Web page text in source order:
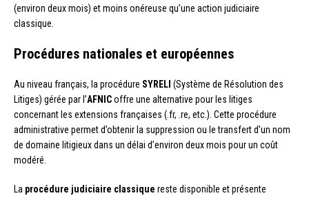
(environ deux mois) et moins onéreuse qu’une action judiciaire
classique.
Procédures nationales et européennes
Au niveau français, la procédure SYRELI (Système de Résolution des
Litiges) gérée par l’AFNICoffre une alternative pour les litiges
concernant les extensions françaises (.fr, .re, etc.). Cette procédure
administrative permet d’obtenir la suppression ou le transfert d’un nom
de domaine litigieux dans un délai d’environ deux mois pour un coût
modéré.
La procédure judiciaire classique reste disponible et présente